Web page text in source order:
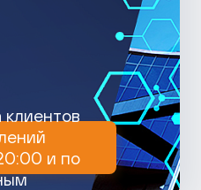
и по